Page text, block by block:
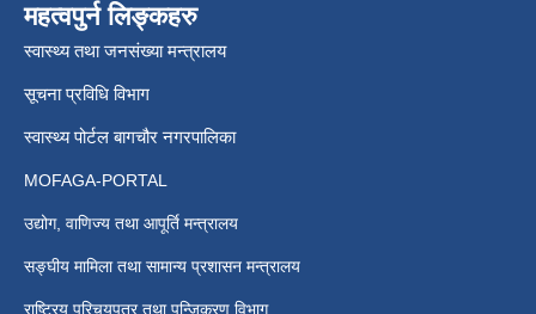
महत्वपुर्न लिङ्कहरु
स्वास्थ्य तथा जनसंख्या मन्त्रालय
सूचना प्रविधि विभाग
स्वास्थ्य पोर्टल बागचौर नगरपालिका
MOFAGA-PORTAL
उद्योग, वाणिज्य तथा आपूर्ति मन्त्रालय
सङ्घीय मामिला तथा सामान्य प्रशासन मन्त्रालय
राष्ट्रिय परिचयपत्र तथा पन्जिकरण विभाग